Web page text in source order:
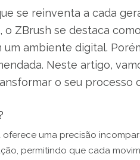
se reinventa a cada
ZBrush se destaca
ambiente digital.
Neste artigo,
o seu processo
uma precisão
permitindo que cada